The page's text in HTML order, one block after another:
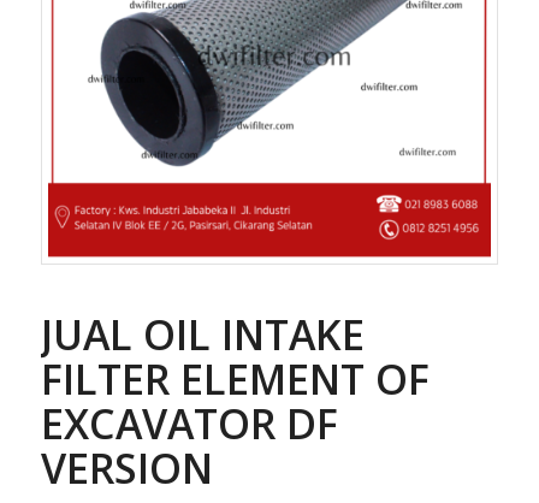
JUAL OIL INTAKE
FILTER ELEMENT OF
EXCAVATOR DF
VERSION